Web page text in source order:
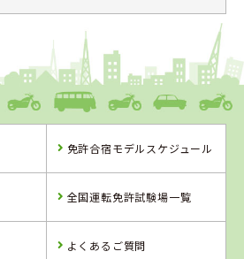
免許合宿モデルスケジュール
全国運転免許試験場一覧
よくあるご質問